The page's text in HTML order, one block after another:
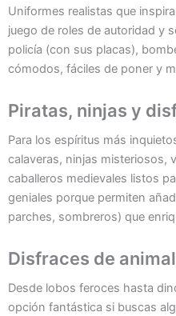
Uniformes realistas que
juego de roles de autoridad y
policía (con sus placas),
cómodos, fáciles de poner y
Piratas, ninjas y
Para los espíritus más
calaveras, ninjas misteriosos,
caballeros medievales listos
geniales porque permiten
parches, sombreros) que
Disfraces de
Desde lobos feroces hasta
opción fantástica si buscas